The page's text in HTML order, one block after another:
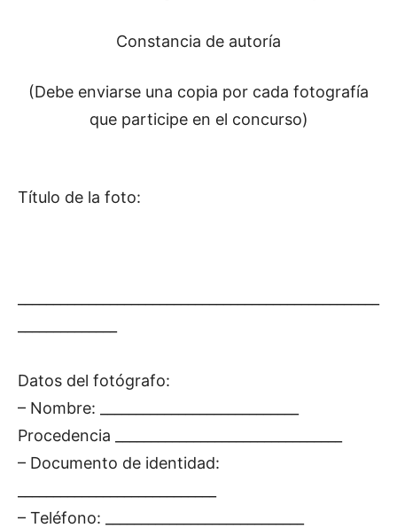
Constancia de autoría
(Debe enviarse una copia por cada fotografía
que participe en el concurso)
Título de la foto:
Datos del fotógrafo:
– Nombre: ____________________________
Procedencia ________________________________
– Documento de identidad:
– Teléfono: ____________________________